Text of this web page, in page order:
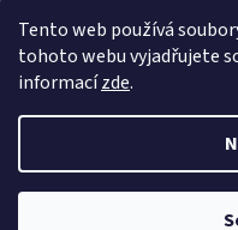
Tento web používá
tohoto webu vyjadřujete
informacízde.